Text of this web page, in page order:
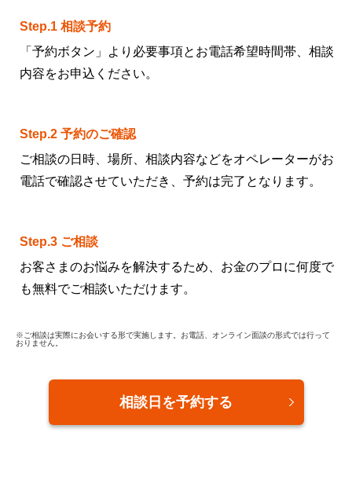
Step.1 相談予約
「予約ボタン」より必要事項とお電話希望時間帯、相談
内容をお申込ください。
Step.2 予約のご確認
ご相談の日時、場所、相談内容などをオペレーターがお
電話で確認させていただき、予約は完了となります。
Step.3 ご相談
お客さまのお悩みを解決するため、お金のプロに何度で
も無料でご相談いただけます。
※ご相談は実際にお会いする形で実施します。お電話、オンライン面談の形式では行って
おりません。
相談日を予約する